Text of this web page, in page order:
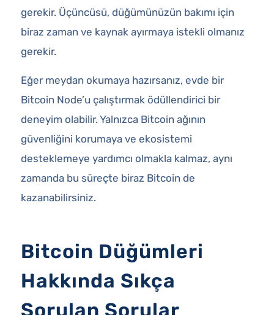
gerekir. Üçüncüsü, düğümünüzün bakımı için
biraz zaman ve kaynak ayırmaya istekli olmanız
gerekir.
Eğer meydan okumaya hazırsanız, evde bir
Bitcoin Node’u çalıştırmak ödüllendirici bir
deneyim olabilir. Yalnızca Bitcoin ağının
güvenliğini korumaya ve ekosistemi
desteklemeye yardımcı olmakla kalmaz, aynı
zamanda bu süreçte biraz Bitcoin de
kazanabilirsiniz.
Bitcoin Düğümleri
Hakkında Sıkça
Sorulan Sorular